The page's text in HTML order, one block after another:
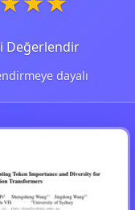
Değerlendir
dayalı